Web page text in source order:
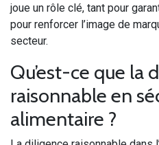
joue un rôle clé, tant pour
pour renforcer l’image de
secteur.
Qu’est-ce que la
raisonnable en
alimentaire ?